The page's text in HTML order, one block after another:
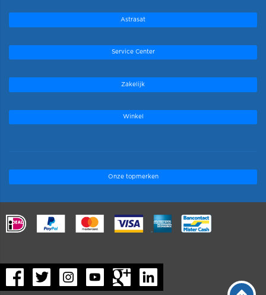
Astrasat
Service Center
Zakelijk
Winkel
Onze topmerken
.